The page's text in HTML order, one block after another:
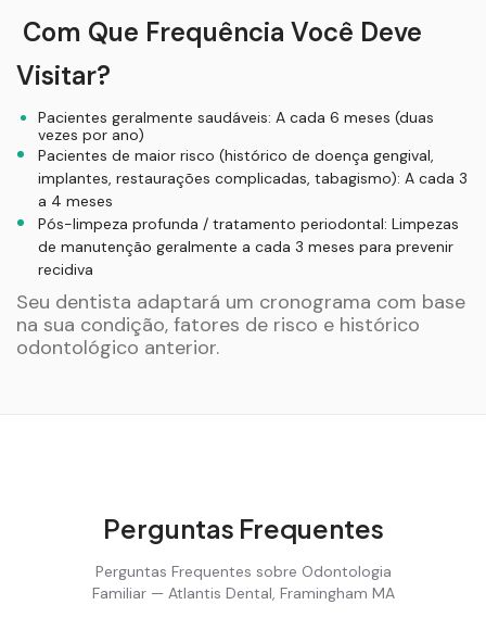
Com Que Frequência Você Deve
Visitar?
Pacientes geralmente saudáveis: A cada 6 meses (duas
vezes por ano)
Pacientes de maior risco (histórico de doença gengival,
implantes, restaurações complicadas, tabagismo): A cada 3
a 4 meses
Pós-limpeza profunda / tratamento periodontal: Limpezas
de manutenção geralmente a cada 3 meses para prevenir
recidiva
Seu dentista adaptará um cronograma com base
na sua condição, fatores de risco e histórico
odontológico anterior.
Perguntas Frequentes
Perguntas Frequentes sobre Odontologia
Familiar — Atlantis Dental, Framingham MA